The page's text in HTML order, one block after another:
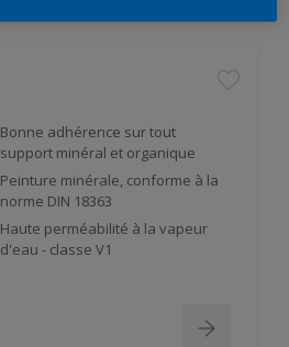
Bonne adhérence sur tout
support minéral et organique
Peinture minérale, conforme à la
norme DIN 18363
Haute perméabilité à la vapeur
d'eau - classe V1